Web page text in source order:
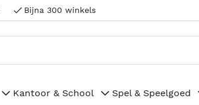
Bijna 300 winkels
Kantoor & School Spel & Speelgoed